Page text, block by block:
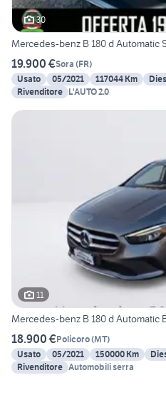
30
Mercedes-benz B 180 d Automatic
19.900 €Sora (FR)
Usato
05/2021 117044 Km
Rivenditore L'AUTO 2.0
11
Mercedes-benz B 180 d Automatic
18.900 €Policoro(MT)
Usato
05/2021 150000 Km
Rivenditore Automobili serra